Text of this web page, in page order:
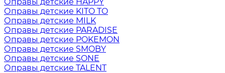
Оправы детские KITO TO
Оправы детские MILK
Оправы детские PARADISE
Оправы детские POKEMON
Оправы детские SMOBY
Оправы детские SONE
Оправы детские TALENT